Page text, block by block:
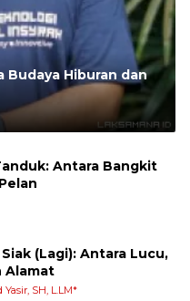
Budaya Hiburan dan
Antara Bangkit
(Lagi): Antara Lucu,
Alamat
SH, L.LM*